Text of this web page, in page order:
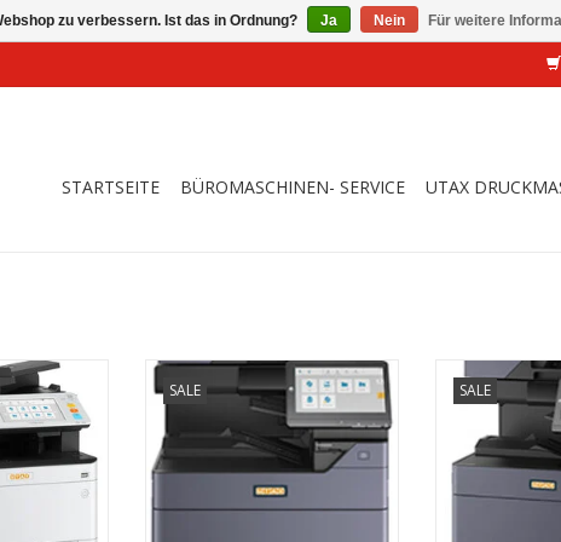
STARTSEITE BÜROMASCHINEN- SERVICE UTAX
und
und
HINZUFÜGEN
SALE
UTAX 3509ci
ZUM WARENKORB HINZUFÜGEN
SALE
25 DIN A4-
höchster
ZUM
zu verbessern. Ist das in Ordnung? Ja Nein Für weitere